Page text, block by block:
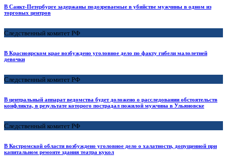
В Санкт-Петербурге задержаны подозреваемые в убийстве мужчины в одном из
торговых центров
Следственный комитет РФ
В Красноярском крае возбуждено уголовное дело по факту гибели малолетней
девочки
Следственный комитет РФ
В центральный аппарат ведомства будет доложено о расследовании обстоятельств
конфликта, в результате которого пострадал пожилой мужчина в Ульяновске
Следственный комитет РФ
В Костромской области возбуждено уголовное дело о халатности, допущенной при
капитальном ремонте здания театра кукол